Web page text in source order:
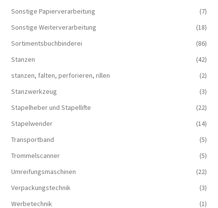
Sonstige Papierverarbeitung
(7)
Sonstige Weiterverarbeitung
(18)
Sortimentsbuchbinderei
(86)
Stanzen
(42)
stanzen, falten, perforieren, rillen
(2)
Stanzwerkzeug
(3)
Stapelheber und Stapellifte
(22)
Stapelwender
(14)
Transportband
(5)
Trommelscanner
(5)
Umreifungsmaschinen
(22)
Verpackungstechnik
(3)
Werbetechnik
(1)